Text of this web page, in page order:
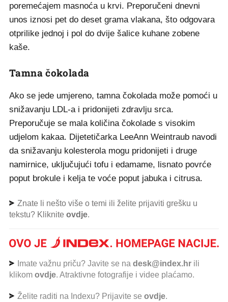
poremećajem masnoća u krvi. Preporučeni dnevni
unos iznosi pet do deset grama vlakana, što odgovara
otprilike jednoj i pol do dvije šalice kuhane zobene
kaše.
Tamna čokolada
Ako se jede umjereno, tamna čokolada može pomoći u
snižavanju LDL-a i pridonijeti zdravlju srca.
Preporučuje se mala količina čokolade s visokim
udjelom kakaa. Dijetetičarka LeeAnn Weintraub navodi
da snižavanju kolesterola mogu pridonijeti i druge
namirnice, uključujući tofu i edamame, lisnato povrće
poput brokule i kelja te voće poput jabuka i citrusa.
Znate li nešto više o temi ili želite prijaviti grešku u
tekstu? Kliknite ovdje.
Imate važnu priču? Javite se na desk@index.hr ili
klikom ovdje. Atraktivne fotografije i videe plaćamo.
Želite raditi na Indexu? Prijavite se ovdje.